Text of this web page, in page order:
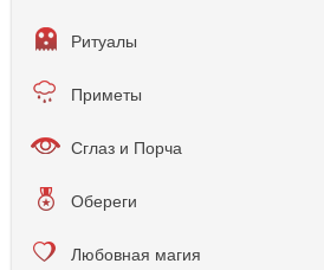
Ритуалы
Приметы
Сглаз и Порча
Обереги
Любовная магия